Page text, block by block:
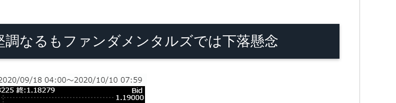
なるもファンダメンタルズでは下落懸念